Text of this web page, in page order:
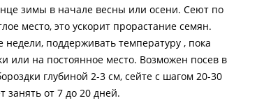
зимы в начале весны или осени. Сеют по
место, это ускорит прорастание семян.
поддерживать температуру , пока
или на постоянное место. Возможен посев в
глубиной 2-3 см, сейте с шагом 20-30
от 7 до 20 дней.